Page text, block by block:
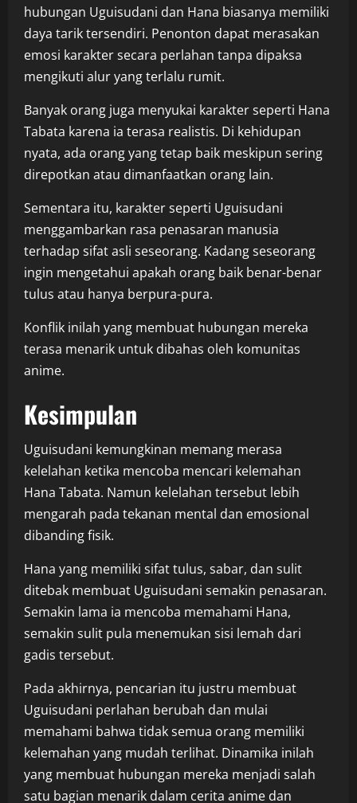
hubungan Uguisudani dan Hana biasanya memiliki
daya tarik tersendiri. Penonton dapat merasakan
emosi karakter secara perlahan tanpa dipaksa
mengikuti alur yang terlalu rumit.
Banyak orang juga menyukai karakter seperti Hana
Tabata karena ia terasa realistis. Di kehidupan
nyata, ada orang yang tetap baik meskipun sering
direpotkan atau dimanfaatkan orang lain.
Sementara itu, karakter seperti Uguisudani
menggambarkan rasa penasaran manusia
terhadap sifat asli seseorang. Kadang seseorang
ingin mengetahui apakah orang baik benar-benar
tulus atau hanya berpura-pura.
Konflik inilah yang membuat hubungan mereka
terasa menarik untuk dibahas oleh komunitas
anime.
Kesimpulan
Uguisudani kemungkinan memang merasa
kelelahan ketika mencoba mencari kelemahan
Hana Tabata. Namun kelelahan tersebut lebih
mengarah pada tekanan mental dan emosional
dibanding fisik.
Hana yang memiliki sifat tulus, sabar, dan sulit
ditebak membuat Uguisudani semakin penasaran.
Semakin lama ia mencoba memahami Hana,
semakin sulit pula menemukan sisi lemah dari
gadis tersebut.
Pada akhirnya, pencarian itu justru membuat
Uguisudani perlahan berubah dan mulai
memahami bahwa tidak semua orang memiliki
kelemahan yang mudah terlihat. Dinamika inilah
yang membuat hubungan mereka menjadi salah
satu bagian menarik dalam cerita anime dan